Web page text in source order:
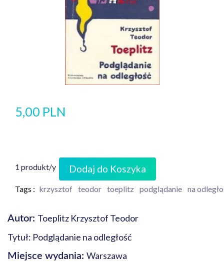
5,00 PLN
1 produkt/y Dodaj do Koszyka
Tags : krzysztof teodor toeplitz podglądanie na
Autor: Toeplitz Krzysztof Teodor
Tytuł: Podglądanie na odległość
Miejsce wydania: Warszawa